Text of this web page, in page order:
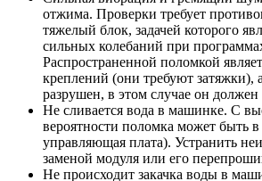
отжима. Проверки требует
тяжелый блок, задачей которого
сильных колебаний при
Распространенной поломкой
креплений (они требуют затяжки),
разрушен, в этом случае он должен
Не сливается вода в машинке. С
вероятности поломка может быть
управляющая плата). Устранить
заменой модуля или его
Не происходит закачка воды в